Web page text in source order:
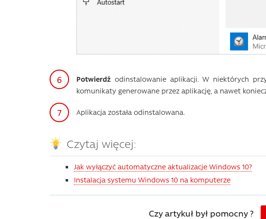
Potwierdź odinstalowanie aplikacji. W niektórych
komunikaty generowane przez aplikację, a nawet
Aplikacja została odinstalowana.
Czytaj więcej:
Jak wyłączyć automatyczne aktualizacje Windows 10?
Instalacja systemu Windows 10 na komputerze
Czy artykuł był pomocny ?